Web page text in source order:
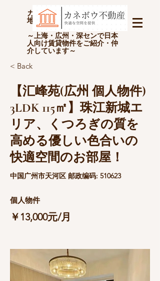
カネボウ不動産(上海金坊房
地产经纪有限公司)
～上海・広州・深センで日本
人向け賃貸物件をご紹介・仲
介しています～
< Back
【汇峰苑(広州 個人物件)
3LDK 115㎡】珠江新城エ
リア、くつろぎの質を
高める優しい色合いの
快適空間のお部屋！
中国广州市天河区 邮政编码: 510623
個人物件
￥13,000元/月